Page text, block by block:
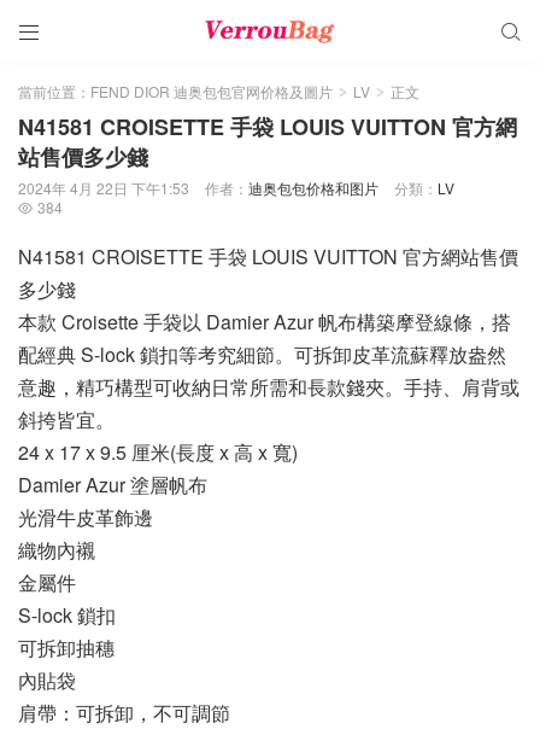
 
當前位置： FEND DIOR 迪奥包包官网价格及圖片 > LV > 正文
N41581 CROISETTE 手袋 LOUIS VUITTON 官方網
站售價多少錢
2024年 4月 22日 下午1:53 作者： 迪奥包包价格和图片 分類： LV
 384
N41581 CROISETTE 手袋 LOUIS VUITTON 官方網站售價
多少錢
本款 Croisette 手袋以 Damier Azur 帆布構築摩登線條，搭
配經典 S-lock 鎖扣等考究細節。可拆卸皮革流蘇釋放盎然
意趣，精巧構型可收納日常所需和長款錢夾。手持、肩背或
斜挎皆宜。
24 x 17 x 9.5 厘米(長度 x 高 x 寬)
Damier Azur 塗層帆布
光滑牛皮革飾邊
織物內襯
金屬件
S-lock 鎖扣
可拆卸抽穗
內貼袋
肩帶：可拆卸，不可調節